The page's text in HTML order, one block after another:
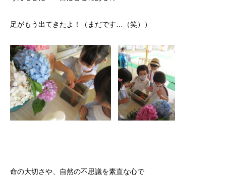
足がもう出てきたよ！（まだです…（笑））
命の大切さや、自然の不思議を素直な心で